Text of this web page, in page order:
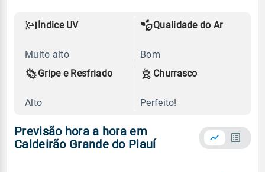
Índice UV
Muito alto
Qualidade do Ar
Bom
Gripe e Resfriado
Alto
Churrasco
Perfeito!
Previsão hora a hora em
Caldeirão Grande do Piauí